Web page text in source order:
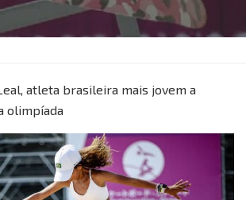
atleta brasileira mais jovem a
olimpíada